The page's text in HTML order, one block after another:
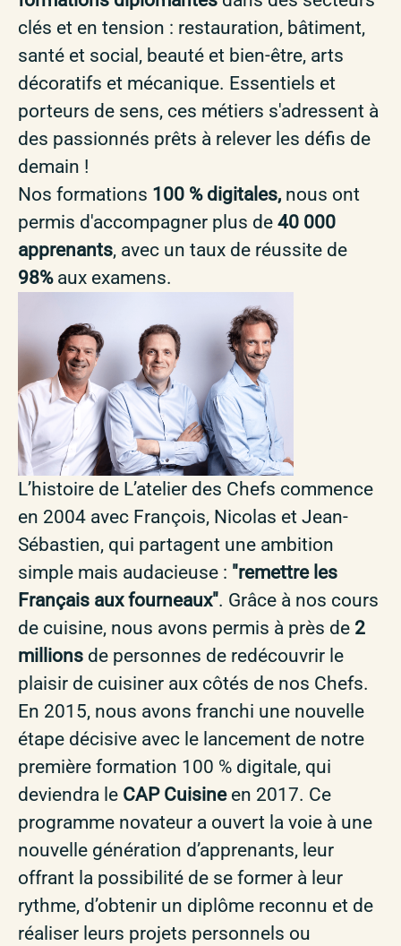
clés et en tension : restauration, bâtiment,
santé et social, beauté et bien-être, arts
décoratifs et mécanique. Essentiels et
porteurs de sens, ces métiers s'adressent à
des passionnés prêts à relever les défis de
demain !
Nos formations 100 % digitales, nous ont
permis d'accompagner plus de 40 000
apprenants, avec un taux de réussite de
98%aux examens.
L’histoire de L’atelier des Chefs commence
en 2004 avec François, Nicolas et Jean-
Sébastien, qui partagent une ambition
simple mais audacieuse : "remettre les
Français aux fourneaux". Grâce à nos cours
de cuisine, nous avons permis à près de 2
millions de personnes de redécouvrir le
plaisir de cuisiner aux côtés de nos Chefs.
En 2015, nous avons franchi une nouvelle
étape décisive avec le lancement de notre
première formation 100 % digitale, qui
deviendra le CAP Cuisineen 2017. Ce
programme novateur a ouvert la voie à une
nouvelle génération d’apprenants, leur
offrant la possibilité de se former à leur
rythme, d’obtenir un diplôme reconnu et de
réaliser leurs projets personnels ou